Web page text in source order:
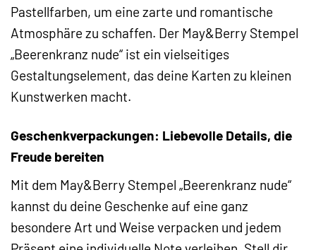
Pastellfarben, um eine zarte und romantische
Atmosphäre zu schaffen. Der May&Berry Stempel
„Beerenkranz nude“ ist ein vielseitiges
Gestaltungselement, das deine Karten zu kleinen
Kunstwerken macht.
Geschenkverpackungen: Liebevolle Details, die
Freude bereiten
Mit dem May&Berry Stempel „Beerenkranz nude“
kannst du deine Geschenke auf eine ganz
besondere Art und Weise verpacken und jedem